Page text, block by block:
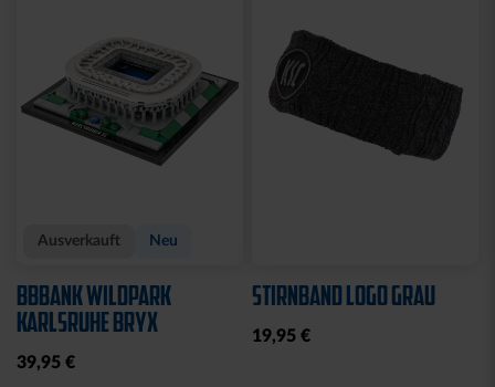
Ausverkauft Neu
BBBANK WILDPARK
KARLSRUHE BRYX
39,95 €
STIRNBAND LOGO GRAU
19,95 €